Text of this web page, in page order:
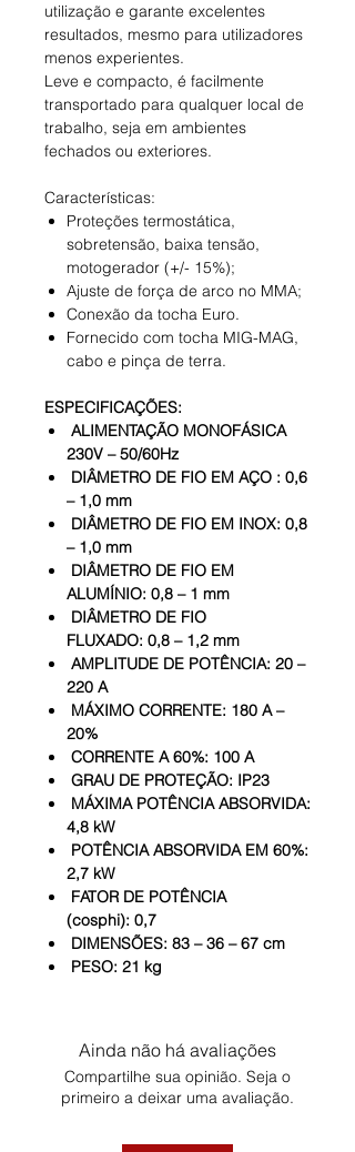
utilização e garante excelentes
resultados, mesmo para utilizadores
menos experientes.
Leve e compacto, é facilmente
transportado para qualquer local de
trabalho, seja em ambientes
fechados ou exteriores.
Características:
Proteções termostática,
sobretensão, baixa tensão,
motogerador (+/- 15%);
Ajuste de força de arco no MMA;
Conexão da tocha Euro.
Fornecido com tocha MIG-MAG,
cabo e pinça de terra.
ESPECIFICAÇÕES:
ALIMENTAÇÃO MONOFÁSICA
230V – 50/60Hz
DIÂMETRO DE FIO EM AÇO : 0,6
– 1,0 mm
DIÂMETRO DE FIO EM INOX: 0,8
– 1,0 mm
DIÂMETRO DE FIO EM
ALUMÍNIO: 0,8 – 1 mm
DIÂMETRO DE FIO
FLUXADO: 0,8 – 1,2 mm
AMPLITUDE DE POTÊNCIA: 20 –
220 A
MÁXIMO CORRENTE: 180 A –
20%
CORRENTE A 60%: 100 A
GRAU DE PROTEÇÃO: IP23
MÁXIMA POTÊNCIA ABSORVIDA:
4,8 kW
POTÊNCIA ABSORVIDA EM 60%:
2,7 kW
FATOR DE POTÊNCIA
(cosphi): 0,7
DIMENSÕES: 83 – 36 – 67 cm
PESO: 21 kg
Ainda não há avaliações
Compartilhe sua opinião. Seja o
primeiro a deixar uma avaliação.